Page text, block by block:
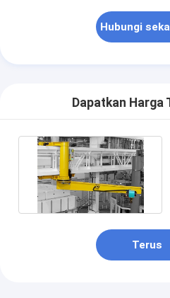
Hubungi
Dapatkan Harga
Terus